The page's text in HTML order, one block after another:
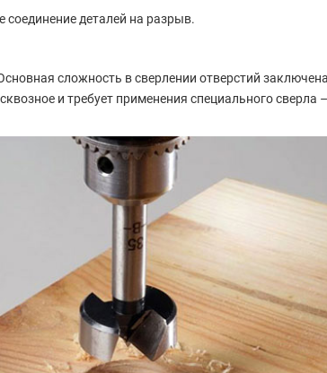
деталей на разрыв.
сложность в сверлении отверстий
и требует применения специального сверла